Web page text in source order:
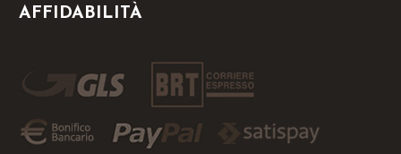
AFFIDABILITÀ